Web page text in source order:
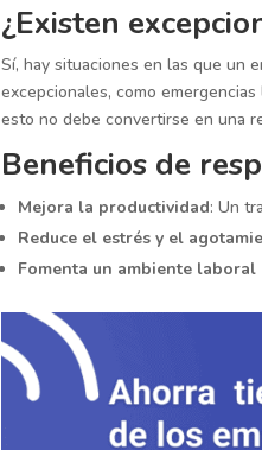
¿Existen
Sí, hay situaciones en las que un
excepcionales, como
esto no debe convertirse en una
Beneficios de
Mejora la productividad: Un
Reduce el estrés y el
Fomenta un ambiente laboral